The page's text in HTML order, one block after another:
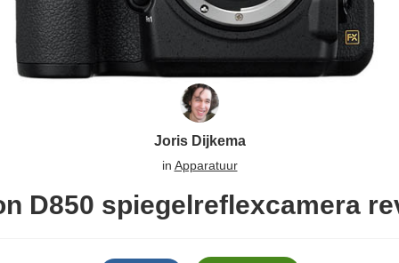
Joris Dijkema
in Apparatuur
D850 spiegelreflexcamera